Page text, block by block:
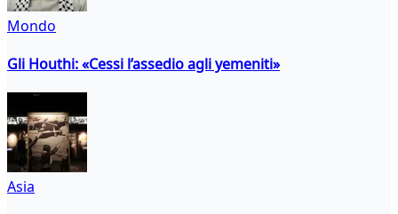
Mondo
Gli Houthi: «Cessi l’assedio agli yemeniti»
Asia